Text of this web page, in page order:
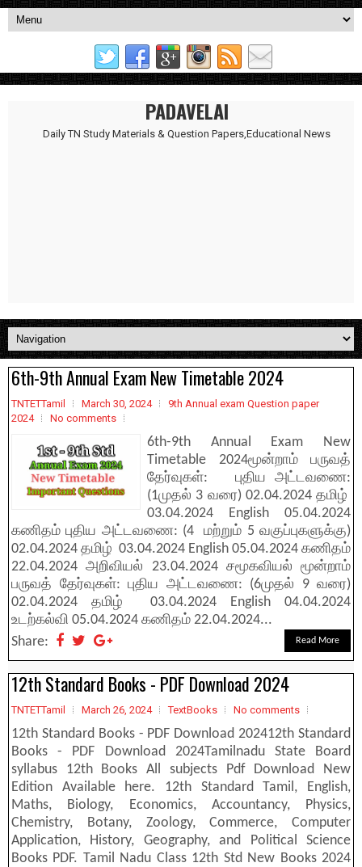
PADAVELAI
Daily TN Study Materials & Question Papers,Educational News
6th-9th Annual Exam New Timetable 2024
TNTETTamil March 30, 2024
9th Annual exam Question paper
2024
No comments
6th-9th Annual Exam New
Timetable 2024மூன்றாம் பருவத்
தேர்வுகள்: புதிய அட்டவணை:
(1முதல் 3 வரை) 02.04.2024 தமிழ்
03.04.2024 English 05.04.2024
கணிதம் புதிய அட்டவணை: (4 மற்றும் 5 வகுப்புகளுக்கு)
02.04.2024 தமிழ் 03.04.2024 English 05.04.2024 கணிதம்
22.04.2024 அறிவியல் 23.04.2024 சமூகவியல் மூன்றாம்
பருவத் தேர்வுகள்: புதிய அட்டவணை: (6முதல் 9 வரை)
02.04.2024 தமிழ் 03.04.2024 English 04.04.2024
உடற்கல்வி 05.04.2024 கணிதம் 22.04.2024...
Share:
Read More
12th Standard Books - PDF Download 2024
TNTETTamil March 26, 2024 TextBooks No comments
12th Standard Books - PDF Download 202412th Standard
Books - PDF Download 2024Tamilnadu State Board
syllabus 12th Books All subjects Pdf Download New
Edition Available here. 12th Standard Tamil, English,
Maths, Biology, Economics, Accountancy, Physics,
Chemistry, Botany, Zoology, Commerce, Computer
Application, History, Geography, and Political Science
Books PDF. Tamil Nadu Class 12th Std New Books 2024